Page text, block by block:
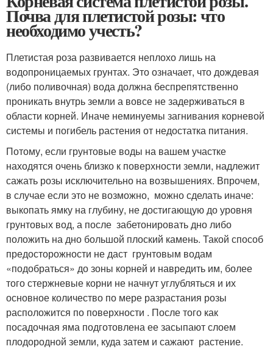
Почва для плетистой розы: что
необходимо учесть?
Плетистая роза развивается неплохо лишь на
водопроницаемых грунтах. Это означает, что дождевая
(либо поливочная) вода должна беспрепятственно
проникать внутрь земли а вовсе не задерживаться в
области корней. Иначе неминуемы загнивания корневой
системы и погибель растения от недостатка питания.
Потому, если грунтовые воды на вашем участке
находятся очень близко к поверхности земли, надлежит
сажать розы исключительно на возвышениях. Впрочем,
в случае если это не возможно, можно сделать иначе:
выкопать ямку на глубину, не достигающую до уровня
грунтовых вод, а после забетонировать дно либо
положить на дно большой плоский камень. Такой способ
предосторожности не даст грунтовым водам
«подобраться» до зоны корней и навредить им, более
того стержневые корни не начнут углубляться и их
основное количество по мере разрастания розы
расположится по поверхности . После того как
посадочная яма подготовлена ее засыпают слоем
плодородной земли, куда затем и сажают растение.